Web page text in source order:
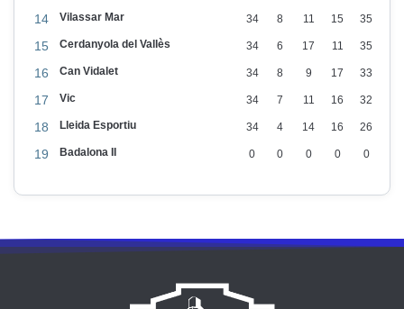
a
14 Vilassar Mar 34 8 11 15 35
15 Cerdanyola del Vallès 34 6 17 11 35
16 Can Vidalet 34 8 9 17 33
17 Vic 34 7 11 16 32
18 Lleida Esportiu 34 4 14 16 26
19 Badalona II 0 0 0 0 0